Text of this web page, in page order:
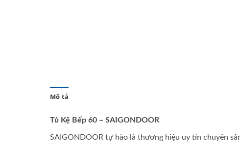
Mô tả
Tủ Kệ Bếp 60 – SAIGONDOOR
SAIGONDOOR tự hào là thương hiệu uy tín chuyên